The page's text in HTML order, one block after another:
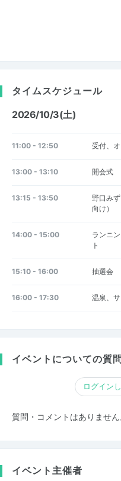
タイムスケジュール
2026/10/3(土)
11:00 - 12:50 受付、
13:00 - 13:10 開会式
13:15 - 13:50
野口み
向け）
14:00 - 15:00
ランニ
ト
15:10 - 16:00 抽選会
16:00 - 17:30 温泉、
イベントについての質
ログイン
質問・コメントはありません
イベント主催者